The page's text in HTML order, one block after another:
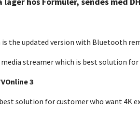
is the updated version with Bluetooth
streamer which is best solution
3
solution for customer who want 4K